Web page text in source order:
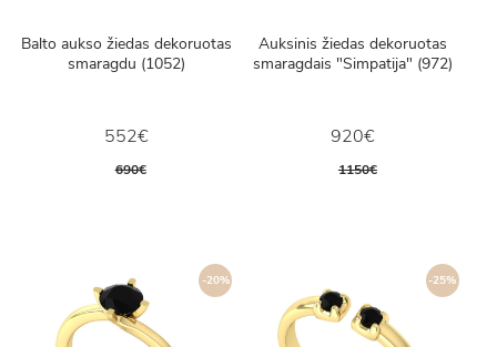
Balto aukso žiedas dekoruotas
smaragdu (1052)
552€
690€
Auksinis žiedas dekoruotas
smaragdais "Simpatija" (972)
920€
1150€
-20% -25%